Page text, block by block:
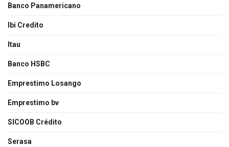
Banco Panamericano
Ibi Credito
Itau
Banco HSBC
Emprestimo Losango
Emprestimo bv
SICOOB Crédito
Serasa